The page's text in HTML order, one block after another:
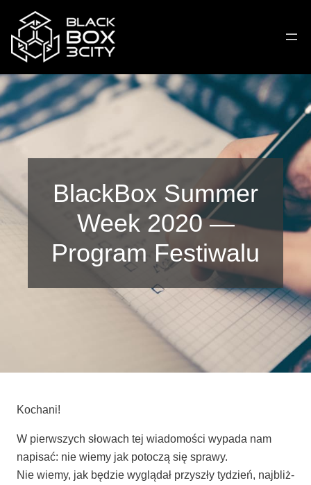
Przejdź
treści
BlackBox Summer
Week 2020 —
Program Festiwalu
Kocha­ni!
W pierw­szych sło­wach tej wia­do­mo­ści wypa­da nam
napi­sać: nie wie­my jak poto­czą się spra­wy.
Nie wie­my, jak będzie wyglą­dał przy­szły tydzień, naj­bliż­